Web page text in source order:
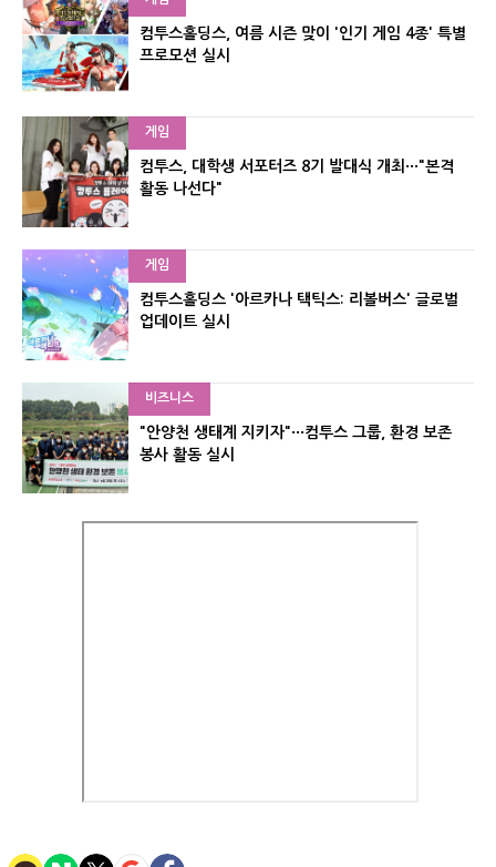
컴투스홀딩스, 여름 시즌 맞이 '인기 게임 4종' 특별
프로모션 실시
게임
컴투스, 대학생 서포터즈 8기 발대식 개최···"본격
활동 나선다"
게임
컴투스홀딩스 '아르카나 택틱스: 리볼버스' 글로벌
업데이트 실시
비즈니스
"안양천 생태계 지키자"···컴투스 그룹, 환경 보존
봉사 활동 실시